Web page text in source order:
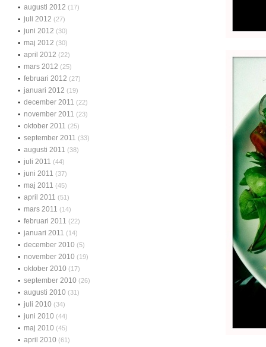
augusti 2012 (17)
juli 2012 (27)
juni 2012 (30)
maj 2012 (30)
april 2012 (22)
mars 2012 (25)
februari 2012 (27)
januari 2012 (19)
december 2011 (22)
november 2011 (23)
oktober 2011 (25)
september 2011 (33)
augusti 2011 (38)
juli 2011 (44)
juni 2011 (37)
maj 2011 (45)
april 2011 (51)
mars 2011 (14)
februari 2011 (22)
januari 2011 (14)
december 2010 (5)
november 2010 (19)
oktober 2010 (17)
september 2010 (26)
augusti 2010 (31)
juli 2010 (34)
juni 2010 (44)
maj 2010 (45)
april 2010 (61)